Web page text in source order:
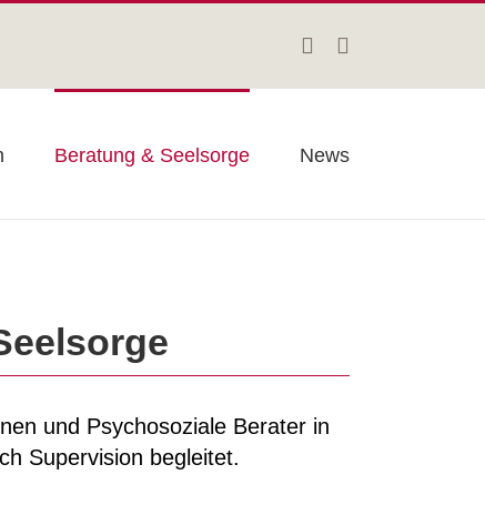
Facebook
Beratung & Seelsorge News
und Psychosoziale Berater in
Supervision begleitet.